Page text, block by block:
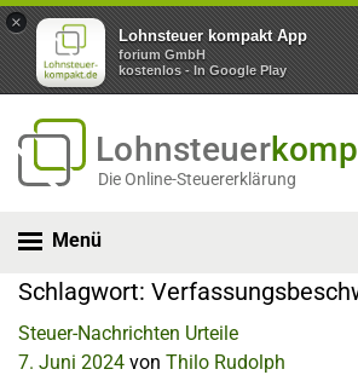
×
Lohnsteuer kompakt App
forium GmbH
kostenlos - In Google Play
Lohnsteuer
Die Online-Steuererklärung
Menü
Schlagwort:
Steuer-Nachrichten Urteile
7. Juni 2024 von Thilo Rudolph